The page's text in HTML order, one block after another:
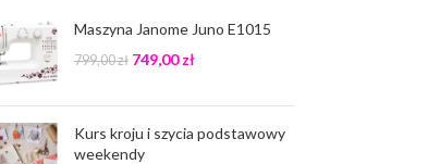
Maszyna Janome Juno E1015
799,00zł 749,00zł
Kurs kroju i szycia podstawowy
weekendy